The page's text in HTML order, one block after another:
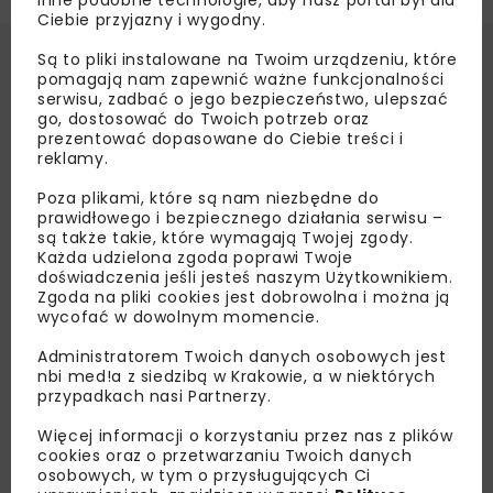
Ciebie przyjazny i wygodny.
Są to pliki instalowane na Twoim urządzeniu, które
pomagają nam zapewnić ważne funkcjonalności
serwisu, zadbać o jego bezpieczeństwo, ulepszać
go, dostosować do Twoich potrzeb oraz
prezentować dopasowane do Ciebie treści i
reklamy.
Poza plikami, które są nam niezbędne do
prawidłowego i bezpiecznego działania serwisu –
są także takie, które wymagają Twojej zgody.
Każda udzielona zgoda poprawi Twoje
doświadczenia jeśli jesteś naszym Użytkownikiem.
Zgoda na pliki cookies jest dobrowolna i można ją
wycofać w dowolnym momencie.
Administratorem Twoich danych osobowych jest
nbi med!a z siedzibą w Krakowie, a w niektórych
przypadkach nasi Partnerzy.
Więcej informacji o korzystaniu przez nas z plików
cookies oraz o przetwarzaniu Twoich danych
osobowych, w tym o przysługujących Ci